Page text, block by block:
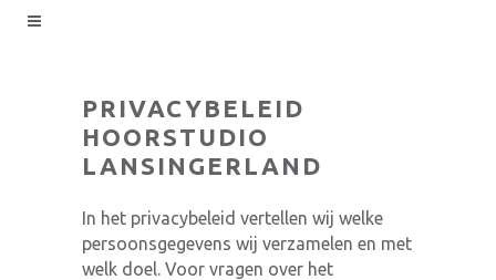
PRIVACYBELEID
HOORSTUDIO
LANSINGERLAND
In het privacybeleid vertellen wij welke
persoonsgegevens wij verzamelen en met
welk doel. Voor vragen over het